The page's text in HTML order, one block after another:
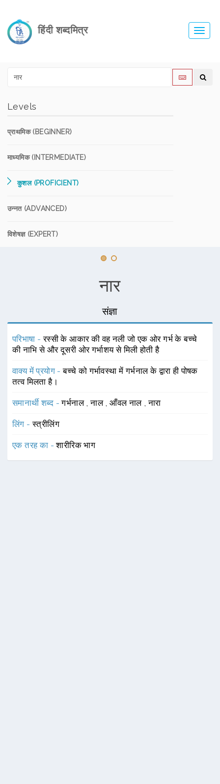
हिंदी शब्दमित्र
Levels
प्राथमिक (BEGINNER)
माध्यमिक (INTERMEDIATE)
कुशल (PROFICIENT)
उन्नत (ADVANCED)
विशेषज्ञ (EXPERT)
नार
संज्ञा
परिभाषा -रस्सी के आकार की वह नली जो एक ओर गर्भ के बच्चे
की नाभि से और दूसरी ओर गर्भाशय से मिली होती है
वाक्य में प्रयोग -बच्चे को गर्भावस्था में गर्भनाल के द्वारा ही पोषक
तत्व मिलता है।
समानार्थी शब्द -गर्भनाल ,नाल ,आँवल नाल ,नारा
लिंग -स्त्रीलिंग
एक तरह का -शारीरिक भाग